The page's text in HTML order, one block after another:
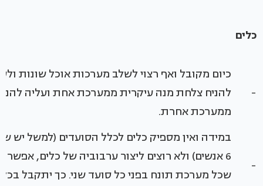
כלים
-
כיום מקובל ואף רצוי לשלב מערכות אוכל שונות
להניח צלחת מנה עיקרית ממערכת אחת ועליה
ממערכת אחרת.
-
במידה ואין מספיק כלים לכלל הסועדים (למשל יש
6 אנשים) ולא רוצים ליצור ערבוביה של כלים,
שכל מערכת תונח בפני כל סועד שני. כך יתקבל